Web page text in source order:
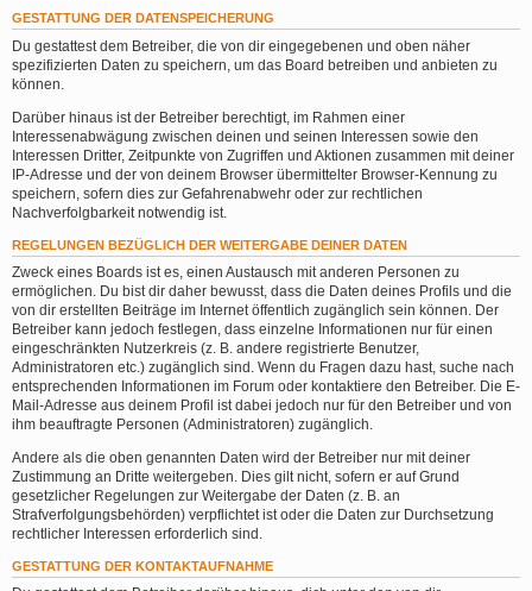
GESTATTUNG DER DATENSPEICHERUNG
Du gestattest dem Betreiber, die von dir eingegebenen und oben näher
spezifizierten Daten zu speichern, um das Board betreiben und anbieten zu
können.
Darüber hinaus ist der Betreiber berechtigt, im Rahmen einer
Interessenabwägung zwischen deinen und seinen Interessen sowie den
Interessen Dritter, Zeitpunkte von Zugriffen und Aktionen zusammen mit deiner
IP-Adresse und der von deinem Browser übermittelter Browser-Kennung zu
speichern, sofern dies zur Gefahrenabwehr oder zur rechtlichen
Nachverfolgbarkeit notwendig ist.
REGELUNGEN BEZÜGLICH DER WEITERGABE DEINER DATEN
Zweck eines Boards ist es, einen Austausch mit anderen Personen zu
ermöglichen. Du bist dir daher bewusst, dass die Daten deines Profils und die
von dir erstellten Beiträge im Internet öffentlich zugänglich sein können. Der
Betreiber kann jedoch festlegen, dass einzelne Informationen nur für einen
eingeschränkten Nutzerkreis (z. B. andere registrierte Benutzer,
Administratoren etc.) zugänglich sind. Wenn du Fragen dazu hast, suche nach
entsprechenden Informationen im Forum oder kontaktiere den Betreiber. Die E-
Mail-Adresse aus deinem Profil ist dabei jedoch nur für den Betreiber und von
ihm beauftragte Personen (Administratoren) zugänglich.
Andere als die oben genannten Daten wird der Betreiber nur mit deiner
Zustimmung an Dritte weitergeben. Dies gilt nicht, sofern er auf Grund
gesetzlicher Regelungen zur Weitergabe der Daten (z. B. an
Strafverfolgungsbehörden) verpflichtet ist oder die Daten zur Durchsetzung
rechtlicher Interessen erforderlich sind.
GESTATTUNG DER KONTAKTAUFNAHME